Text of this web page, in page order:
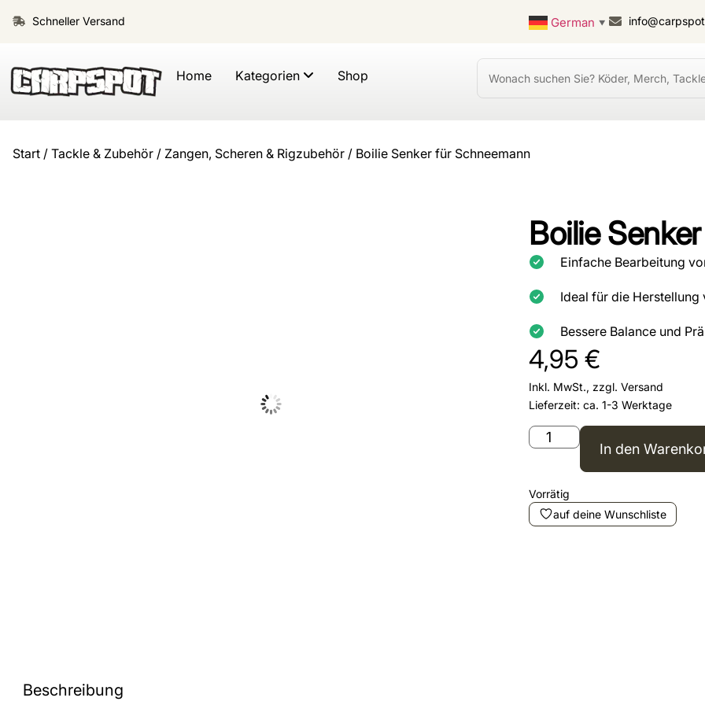
Schneller Versand German ▼
Home Kategorien Shop
Start / Tackle & Zubehör / Zangen, Scheren & Rigzubehör / Boilie Senker für Schneemann
Boilie
Einfache Bearbeitung
Ideal für die Herstellung
Bessere Balance und
4,95 €
Inkl. MwSt., zzgl. Versand
Lieferzeit: ca. 1-3 Werktage
In den
Vorrätig
auf deine Wunschliste
Beschreibung